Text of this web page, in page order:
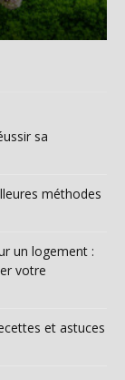
sa
méthodes
un logement :
votre
et astuces